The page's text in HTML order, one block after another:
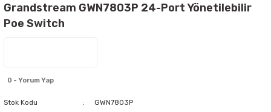
Grandstream GWN7803P 24-Port Yönetilebilir
Poe Switch
0 - Yorum Yap
Stok Kodu
GWN7803P